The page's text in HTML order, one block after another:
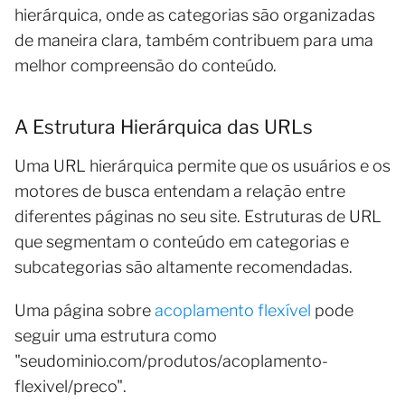
hierárquica, onde as categorias são organizadas
de maneira clara, também contribuem para uma
melhor compreensão do conteúdo.
A Estrutura Hierárquica das URLs
Uma URL hierárquica permite que os usuários e os
motores de busca entendam a relação entre
diferentes páginas no seu site. Estruturas de URL
que segmentam o conteúdo em categorias e
subcategorias são altamente recomendadas.
Uma página sobreacoplamento flexível pode
seguir uma estrutura como
"seudominio.com/produtos/acoplamento-
flexivel/preco".